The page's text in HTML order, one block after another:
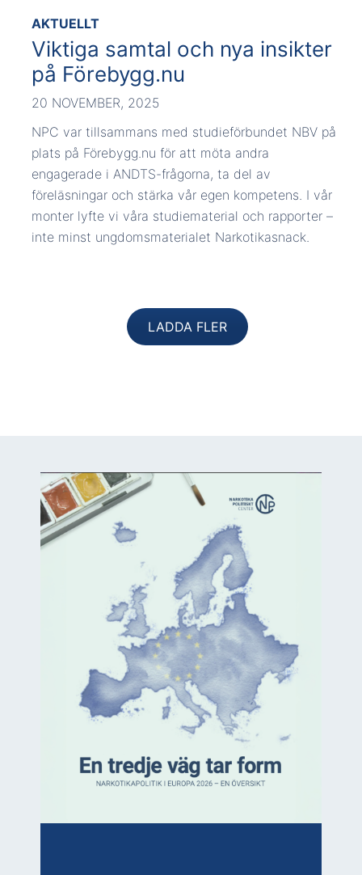
AKTUELLT
Viktiga samtal och nya insikter
på Förebygg.nu
20 NOVEMBER, 2025
NPC var tillsammans med studieförbundet NBV på
plats på Förebygg.nu för att möta andra
engagerade i ANDTS-frågorna, ta del av
föreläsningar och stärka vår egen kompetens. I vår
monter lyfte vi våra studiematerial och rapporter –
inte minst ungdomsmaterialet Narkotikasnack.
LADDA FLER